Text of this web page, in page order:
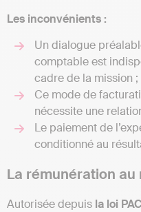
Les inconvénients :
Un dialogue
comptable est
cadre de la mission ;
Ce mode de
nécessite une
Le paiement de
conditionné au
La rémunération
Autorisée depuis la loi